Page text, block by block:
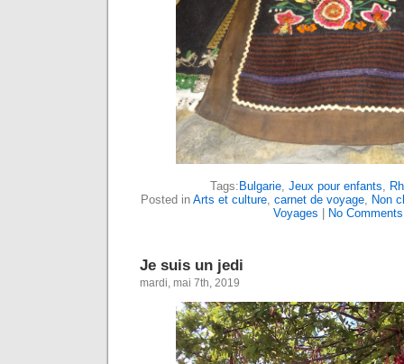
Tags: Bulgarie, Jeux pour enfants,
Posted in Arts et culture, carnet de voyage, Non
Voyages
No
Je suis un jedi
mardi, mai 7th, 2019